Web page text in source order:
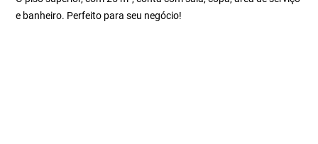
e banheiro. Perfeito para seu negócio!